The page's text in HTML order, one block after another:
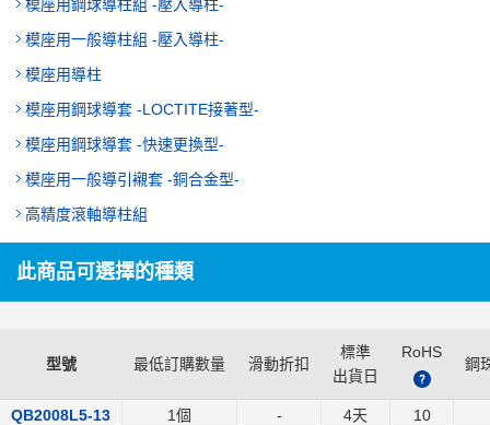
模座用鋼球導柱組 -壓入導柱-
模座用一般導柱組 -壓入導柱-
模座用導柱
模座用鋼球導套 -LOCTITE接著型-
模座用鋼球導套 -快速更換型-
模座用一般導引襯套 -銅合金型-
高精度滾軸導柱組
此商品可選擇的種類
型號 最低訂購數量 滑動折扣
標準
出貨日
RoHS
鋼
QB2008L5-13 1個 - 4天
10